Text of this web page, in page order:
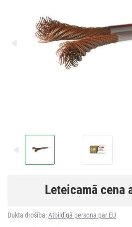
Leteicamā cena
Dukta drošība:Atbildīgā persona par EU